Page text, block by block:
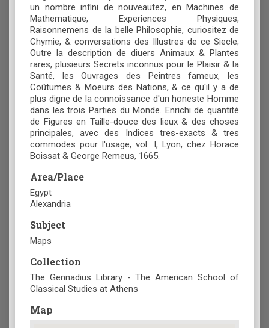
un nombre infini de nouveautez, en Machines de
Mathematique, Experiences Physiques,
Raisonnemens de la belle Philosophie, curiositez de
Chymie, & conversations des Illustres de ce Siecle;
Outre la description de diuers Animaux & Plantes
rares, plusieurs Secrets inconnus pour le Plaisir & la
Santé, les Ouvrages des Peintres fameux, les
Coûtumes & Moeurs des Nations, & ce qu'il y a de
plus digne de la connoissance d'un honeste Homme
dans les trois Parties du Monde. Enrichi de quantité
de Figures en Taille-douce des lieux & des choses
principales, avec des Indices tres-exacts & tres
commodes pour l'usage, vol. I, Lyon, chez Horace
Boissat & George Remeus, 1665.
Area/Place
Egypt
Alexandria
Subject
Maps
Collection
The Gennadius Library - The American School of
Classical Studies at Athens
Map